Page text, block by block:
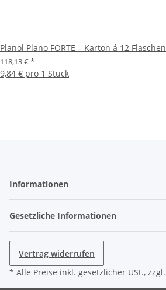
Planol Plano FORTE – Karton á 12 Flaschen
118,13 € *
9,84 € pro 1 Stück
Informationen
Gesetzliche Informationen
Vertrag widerrufen
* Alle Preise inkl. gesetzlicher USt., zzgl.